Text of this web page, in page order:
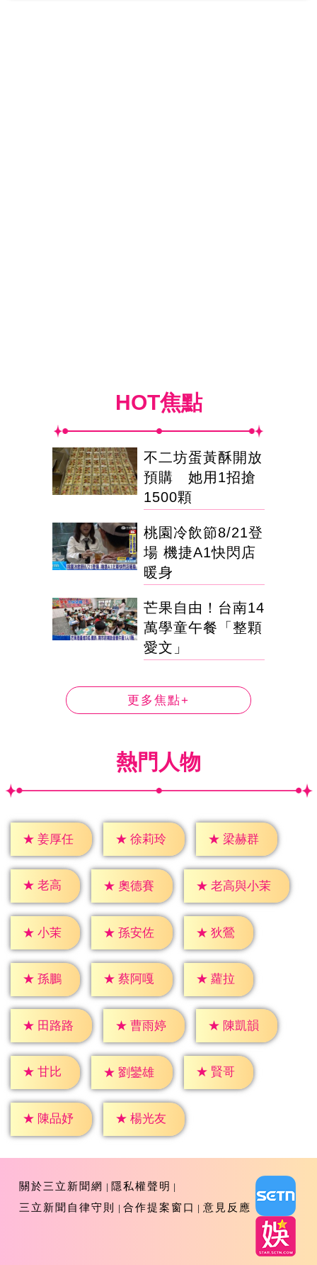
HOT焦點
不二坊蛋黃酥開放
預購 她用1招搶
1500顆
桃園冷飲節8/21登
場 機捷A1快閃店
暖身
芒果自由！台南14
萬學童午餐「整顆
愛文」
更多焦點+
熱門人物
★ 姜厚任 ★ 徐莉玲 ★ 梁赫群
★ 老高 ★ 奧德賽 ★ 老高與小茉
★ 小茉 ★ 孫安佐 ★ 狄鶯
★ 孫鵬 ★ 蔡阿嘎 ★ 蘿拉
★ 田路路 ★ 曹雨婷 ★ 陳凱韻
★ 甘比 ★ 劉鑾雄 ★ 賢哥
★ 陳品妤 ★ 楊光友
關於三立新聞網
隱私權聲明
三立新聞自律守則
合作提案窗口 意見反應